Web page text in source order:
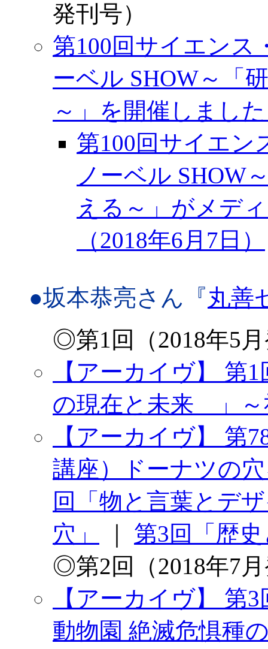
発刊号）
第100回サイエンス
ーベル SHOW～「
～」を開催しまし
第100回サイエン
ノーベル SHOW
える～」がメデ
（2018年6月7日）
●坂本恭亮さん『丸善
◎第1回（2018年5
【アーカイヴ】 第
の現在と未来 」～
【アーカイヴ】 第
講座）ドーナツの
回「物と言葉とデ
穴」
第3回「歴
◎第2回（2018年7
【アーカイヴ】 第
動物園 絶滅危惧種